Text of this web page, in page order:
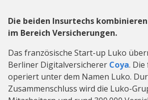
Die beiden Insurtechs
im Bereich Versicherungen.
Das französische Start-up Luko
Berliner Digitalversicherer Coya.
operiert unter dem Namen Luko.
Zusammenschluss wird die Luko-